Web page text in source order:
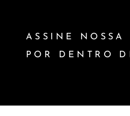
ASSINE NOSSA
POR DENTRO